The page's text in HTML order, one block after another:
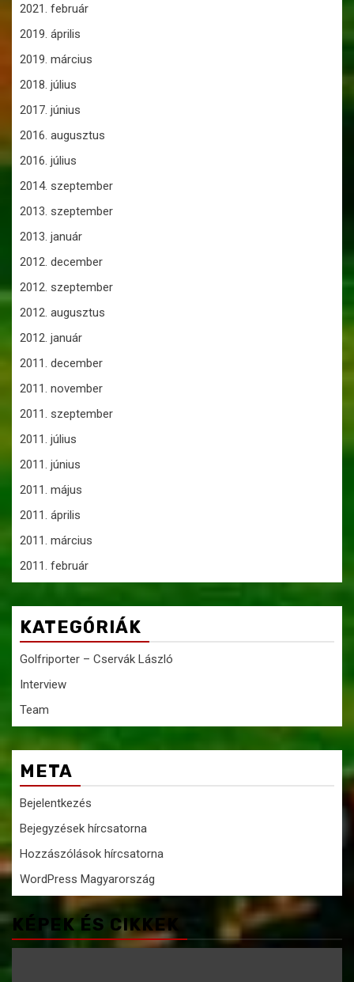
2021. február
2019. április
2019. március
2018. július
2017. június
2016. augusztus
2016. július
2014. szeptember
2013. szeptember
2013. január
2012. december
2012. szeptember
2012. augusztus
2012. január
2011. december
2011. november
2011. szeptember
2011. július
2011. június
2011. május
2011. április
2011. március
2011. február
KATEGÓRIÁK
Golfriporter – Cservák László
Interview
Team
META
Bejelentkezés
Bejegyzések hírcsatorna
Hozzászólások hírcsatorna
WordPress Magyarország
KÉPEK ÉS CIKKEK